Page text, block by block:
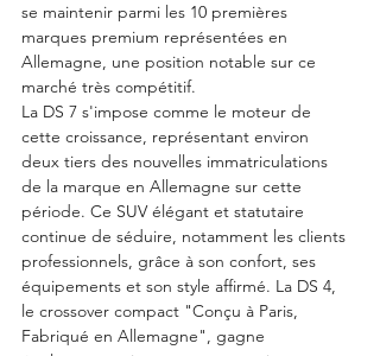
se maintenir parmi les 10 premières
marques premium représentées en
Allemagne, une position notable sur ce
marché très compétitif.
La DS 7 s'impose comme le moteur de
cette croissance, représentant environ
deux tiers des nouvelles immatriculations
de la marque en Allemagne sur cette
période. Ce SUV élégant et statutaire
continue de séduire, notamment les clients
professionnels, grâce à son confort, ses
équipements et son style affirmé. La DS 4,
le crossover compact "Conçu à Paris,
Fabriqué en Allemagne", gagne